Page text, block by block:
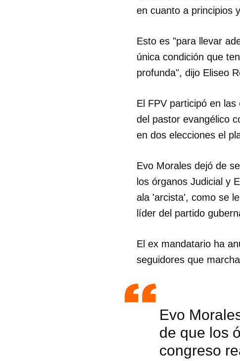
Para
cuenta
en cuanto a principios
Esto es "para llevar
única condición que
profunda", dijo Eliseo
El FPV participó en
del pastor evangélico
en dos elecciones el
Evo Morales dejó de
los órganos Judicial y
ala 'arcista', como se
líder del partido
El ex mandatario ha
seguidores que
Evo
de que los
congreso